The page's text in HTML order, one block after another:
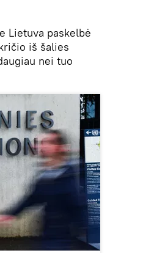
Lietuva paskelbė
iš šalies
nei tuo